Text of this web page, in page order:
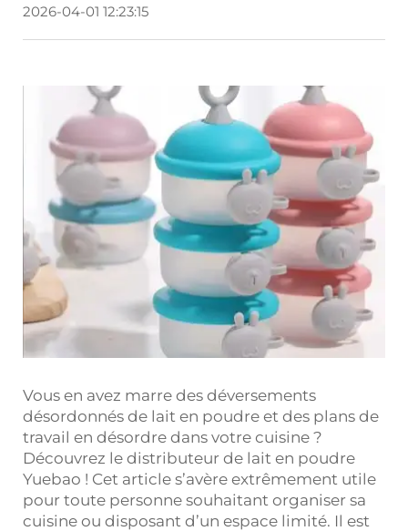
2026-04-01 12:23:15
Vous en avez marre des déversements
désordonnés de lait en poudre et des plans de
travail en désordre dans votre cuisine ?
Découvrez le distributeur de lait en poudre
Yuebao ! Cet article s’avère extrêmement utile
pour toute personne souhaitant organiser sa
cuisine ou disposant d’un espace limité. Il est